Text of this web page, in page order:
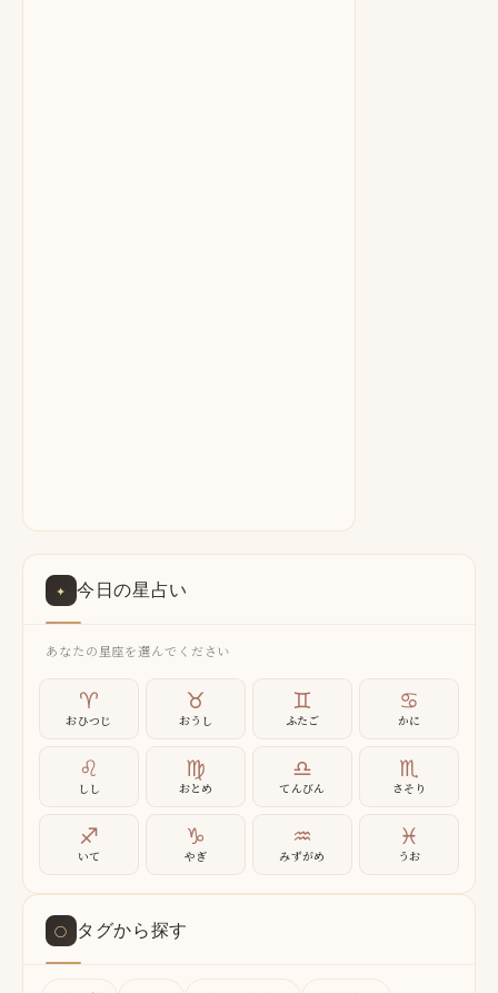
✦ 今日の星占い
あなたの星座を選んでください
♈
おひつじ
♉
おうし
♊
ふたご
♋
かに
♌
しし
♍
おとめ
♎
てんびん
♏
さそり
♐
いて
♑
やぎ
♒
みずがめ
♓
うお
○ タグから探す